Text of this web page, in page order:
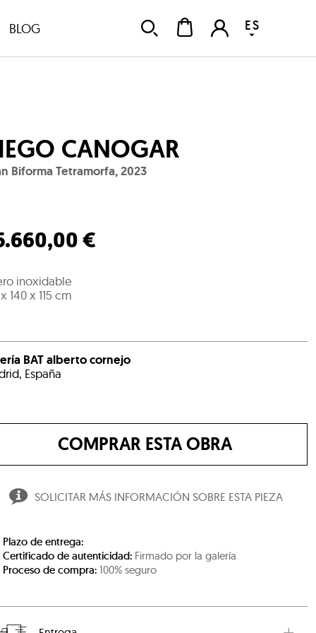
BLOG ES
CANOGAR
Biforma Tetramorfa,2023
€
inoxidable
140 x 115 cm
BAT alberto cornejo
España
COMPRAR ESTA OBRA
SOLICITAR MÁS INFORMACIÓN SOBRE ESTA PIEZA
Plazo de entrega:
Certificado de autenticidad: Firmado por la galería
Proceso de compra: 100% seguro